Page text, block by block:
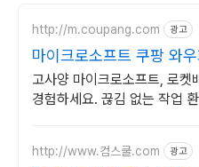
http://m.coupang.com 광고
마이크로소프트 쿠팡 와
고사양 마이크로소프트, 로켓
경험하세요. 끊김 없는 작업
http://www.컴스쿨.com 광고